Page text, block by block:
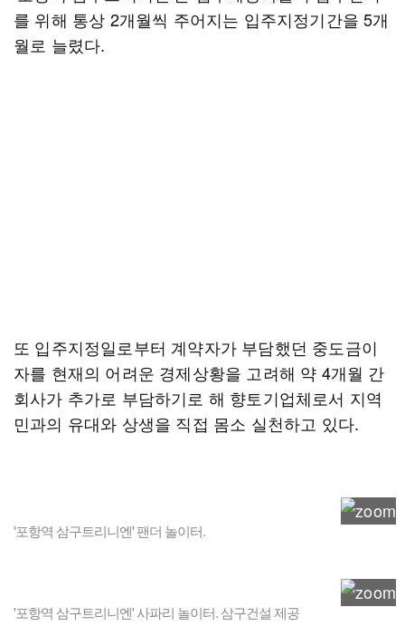
를 위해 통상 2개월씩 주어지는 입주지정기간을 5개
월로 늘렸다.
또 입주지정일로부터 계약자가 부담했던 중도금이
자를 현재의 어려운 경제상황을 고려해 약 4개월 간
회사가 추가로 부담하기로 해 향토기업체로서 지역
민과의 유대와 상생을 직접 몸소 실천하고 있다.
'포항역 삼구트리니엔' 팬더 놀이터.
'포항역 삼구트리니엔' 사파리 놀이터. 삼구건설 제공